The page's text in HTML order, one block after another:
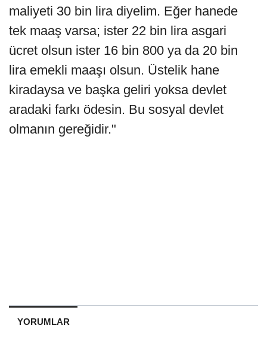
maliyeti 30 bin lira diyelim. Eğer hanede
tek maaş varsa; ister 22 bin lira asgari
ücret olsun ister 16 bin 800 ya da 20 bin
lira emekli maaşı olsun. Üstelik hane
kiradaysa ve başka geliri yoksa devlet
aradaki farkı ödesin. Bu sosyal devlet
olmanın gereğidir."
YORUMLAR